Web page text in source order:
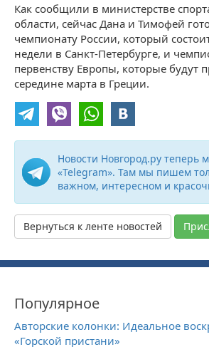
Как сообщили в министерстве
области, сейчас Дана и Тимофей
чемпионату России, который
недели в Санкт-Петербурге, и
первенству Европы, которые будут
середине марта в Греции.
Новости Новгород.ру теперь
«Telegram». Там мы пишем
важном, интересном и
Вернуться к ленте новостей
Популярное
Авторские колонки: Идеальное
«Горской пристани»